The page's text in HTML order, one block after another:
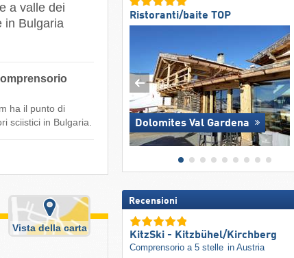
a valle dei
in Bulgaria
ha il punto di
sciistici in Bulgaria.
Vista della carta
Ristoranti/baite TOP
Dolomites Val Gardena
Recensioni
KitzSki - Kitzbühel/​Kirchberg
Comprensorio a 5 stelle in Austria